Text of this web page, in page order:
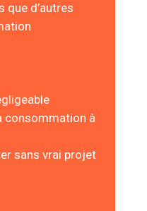
que d’autres
consommation à
sans vrai projet